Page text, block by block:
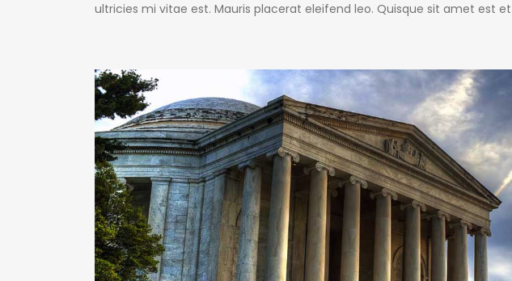
ultricies mi vitae est. Mauris placerat eleifend leo. Quisque sit amet est